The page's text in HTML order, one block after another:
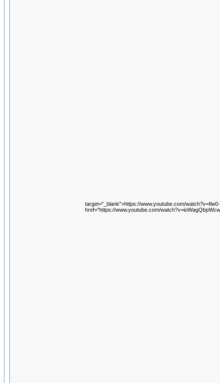
target="_blank">https://www.youtube.com/
href="https://www.youtube.com/